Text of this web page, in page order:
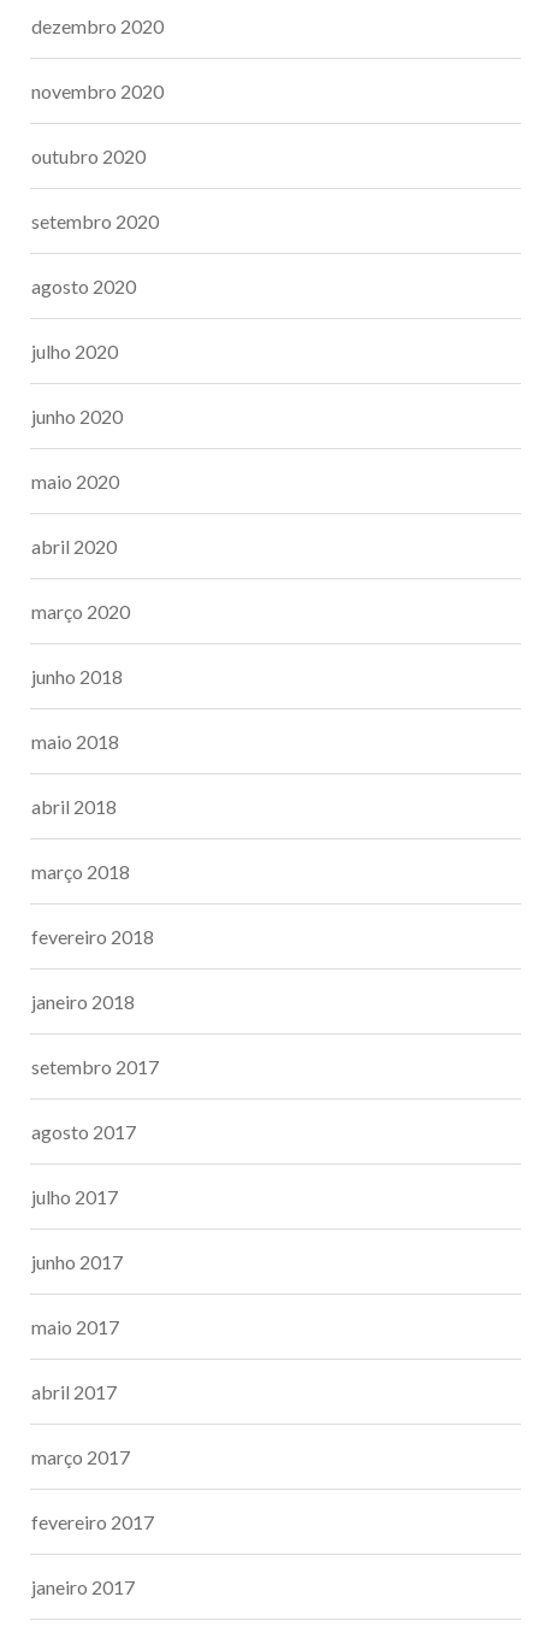
dezembro 2020
novembro 2020
outubro 2020
setembro 2020
agosto 2020
julho 2020
junho 2020
maio 2020
abril 2020
março 2020
junho 2018
maio 2018
abril 2018
março 2018
fevereiro 2018
janeiro 2018
setembro 2017
agosto 2017
julho 2017
junho 2017
maio 2017
abril 2017
março 2017
fevereiro 2017
janeiro 2017